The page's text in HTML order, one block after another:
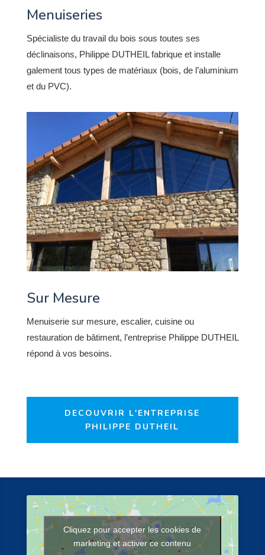
Menuiseries
Spécialiste du travail du bois sous toutes ses
déclinaisons, Philippe DUTHEIL fabrique et installe
galement tous types de matériaux (bois, de l’aluminium
et du PVC).
Sur Mesure
Menuiserie sur mesure, escalier, cuisine ou
restauration de bâtiment, l’entreprise Philippe DUTHEIL
répond à vos besoins.
DECOUVRIR L'ENTREPRISE
PHILIPPE DUTHEIL
Cliquez pour accepter les cookies de
marketing et activer ce contenu